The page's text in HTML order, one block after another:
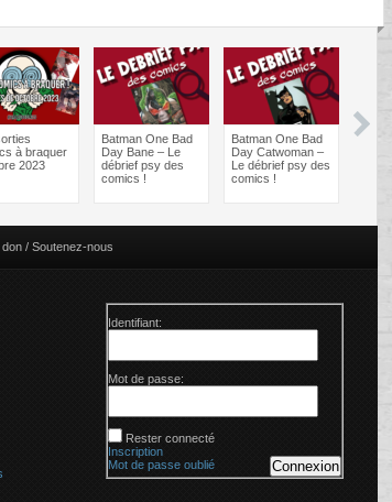
à braquer
2023
Batman One Bad
Day Bane – Le
débrief psy des
comics !
Batman One Bad
Day Catwoman –
Le débrief psy des
comics !
don / Soutenez-nous
Identifiant:
Mot de passe:
Rester connecté
Connexion
Inscription
Mot de passe oublié